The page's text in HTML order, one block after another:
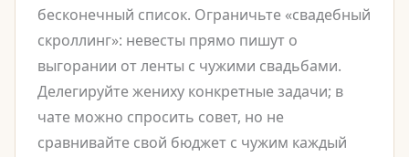
бесконечный список. Ограничьте «свадебный
скроллинг»: невесты прямо пишут о
выгорании от ленты с чужими свадьбами.
Делегируйте жениху конкретные задачи; в
чате можно спросить совет, но не
сравнивайте свой бюджет с чужим каждый